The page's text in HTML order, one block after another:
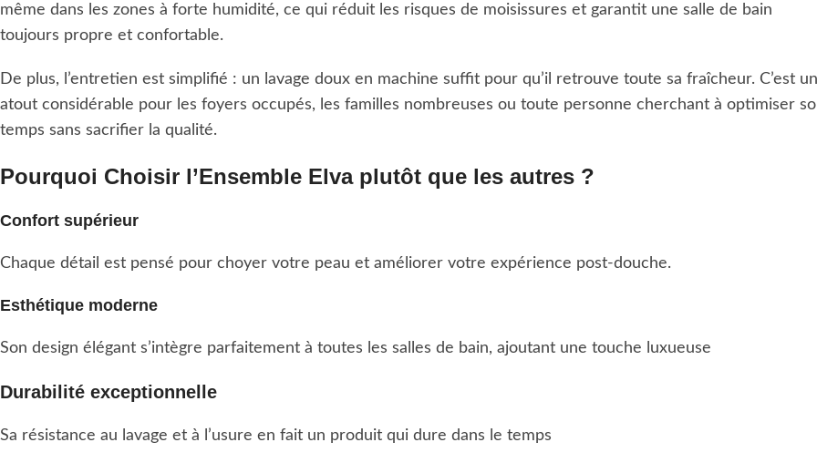
même dans les zones à forte humidité, ce qui réduit les risques de moisissures et garantit une salle de bain
toujours propre et confortable.
De plus, l’entretien est simplifié : un lavage doux en machine suffit pour qu’il retrouve toute sa fraîcheur. C’est un
atout considérable pour les foyers occupés, les familles nombreuses ou toute personne cherchant à optimiser
temps sans sacrifier la qualité.
Pourquoi Choisir l’Ensemble Elva plutôt que les autres ?
Confort supérieur
Chaque détail est pensé pour choyer votre peau et améliorer votre expérience post-douche.
Esthétique moderne
Son design élégant s’intègre parfaitement à toutes les salles de bain, ajoutant une touche luxueuse
Durabilité exceptionnelle
Sa résistance au lavage et à l’usure en fait un produit qui dure dans le temps